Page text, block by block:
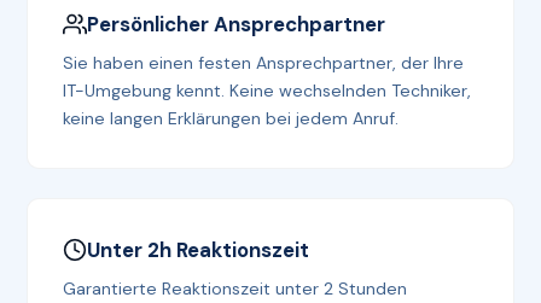
Persönlicher Ansprechpartner
Sie haben einen festen Ansprechpartner, der Ihre
IT-Umgebung kennt. Keine wechselnden Techniker,
keine langen Erklärungen bei jedem Anruf.
Unter 2h Reaktionszeit
Garantierte Reaktionszeit unter 2 Stunden